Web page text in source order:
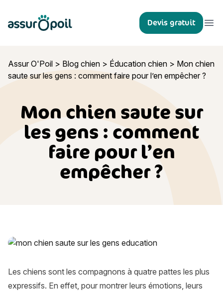
Assur O'Poil Devis gratuit
Assur O'Poil > Blog chien > Éducation chien > Mon chien
saute sur les gens : comment faire pour l’en empêcher ?
Mon chien saute sur
les gens : comment
faire pour l’en
empêcher ?
Mon chien saute sur les gens : comment faire pour l’en
Les chiens sont les compagnons à quatre pattes les plus
expressifs. En effet, pour montrer leurs émotions, leurs